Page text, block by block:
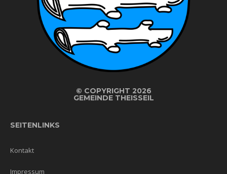
© COPYRIGHT 2026
GEMEINDE THEISSEIL
SEITENLINKS
Kontakt
Impressum